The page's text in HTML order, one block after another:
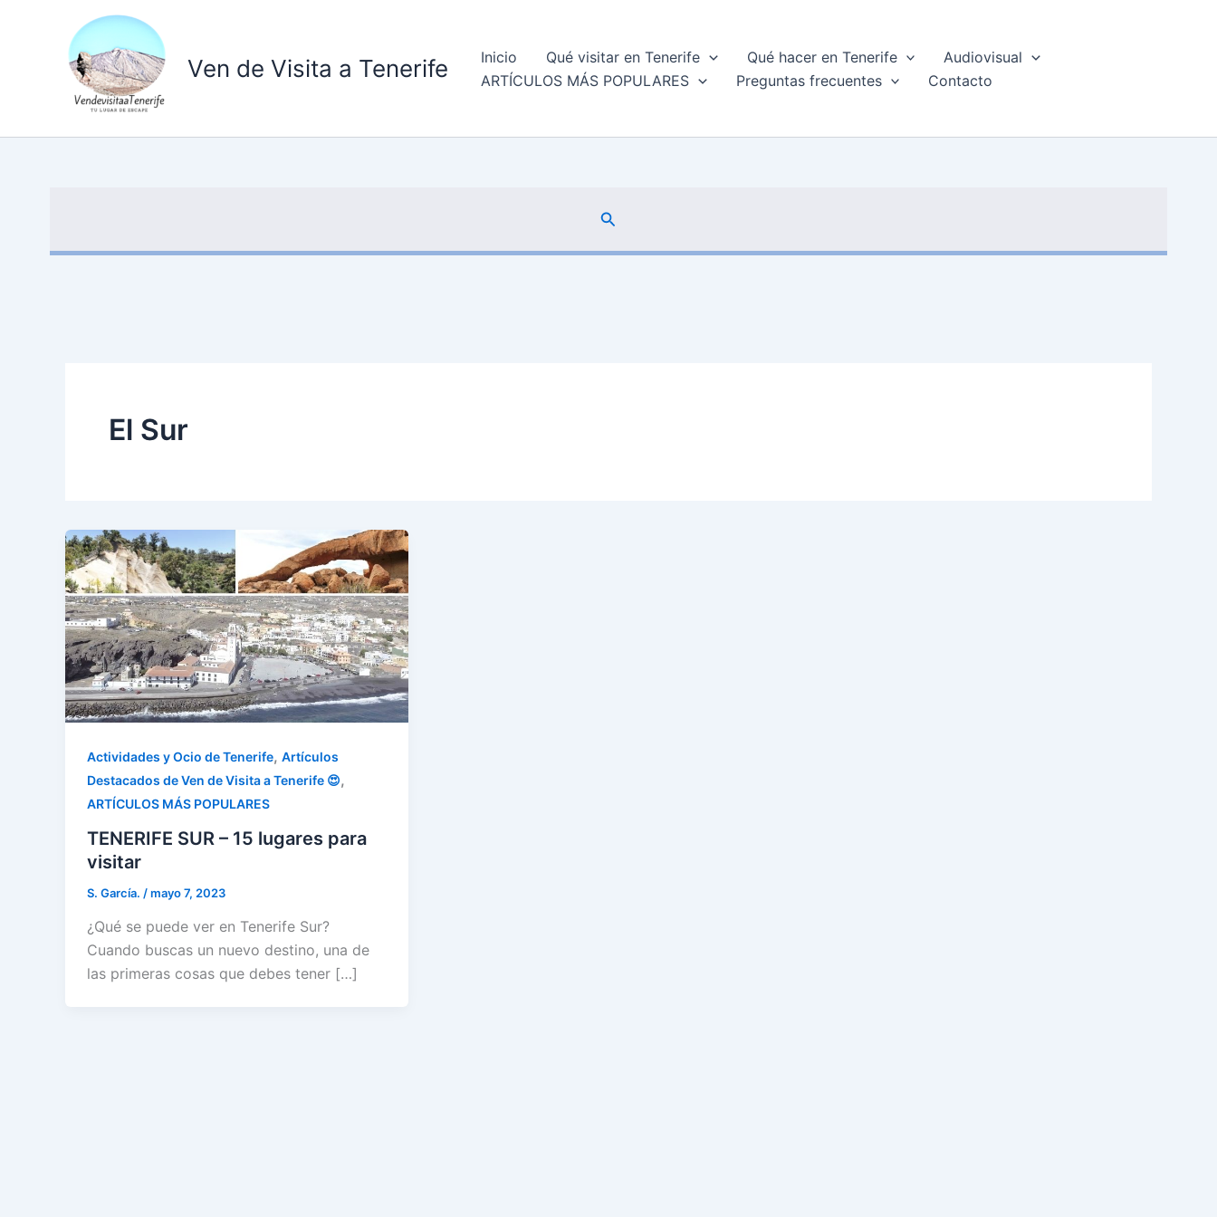
Ven de Visita a Tenerife Inicio Qué visitar en Tenerife Qué hacer en Tenerife
Audiovisual
ARTÍCULOS MÁS POPULARES
Preguntas frecuentes Contacto
Buscar
El Sur
Actividades y Ocio de Tenerife, Artículos
Destacados de Ven de Visita a Tenerife 😍,
ARTÍCULOS MÁS POPULARES
TENERIFE SUR – 15 lugares para
visitar
S. García. /mayo 7, 2023
¿Qué se puede ver en Tenerife Sur?
Cuando buscas un nuevo destino, una de
las primeras cosas que debes tener […]